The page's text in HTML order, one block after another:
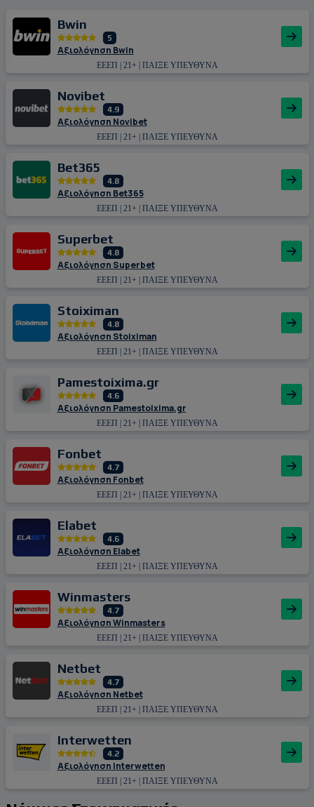
Bwin
5
Αξιολόγηση Bwin
ΕΕΕΠ | 21+ | ΠΑΙΞΕ ΥΠΕΥΘΥΝΑ
Novibet
4.9
Αξιολόγηση Novibet
ΕΕΕΠ | 21+ | ΠΑΙΞΕ ΥΠΕΥΘΥΝΑ
Bet365
4.8
Αξιολόγηση Bet365
ΕΕΕΠ | 21+ | ΠΑΙΞΕ ΥΠΕΥΘΥΝΑ
Superbet
4.8
Αξιολόγηση Superbet
ΕΕΕΠ | 21+ | ΠΑΙΞΕ ΥΠΕΥΘΥΝΑ
Stoiximan
4.8
Αξιολόγηση Stoiximan
ΕΕΕΠ | 21+ | ΠΑΙΞΕ ΥΠΕΥΘΥΝΑ
Pamestoixima.gr
4.6
Αξιολόγηση Pamestoixima.gr
ΕΕΕΠ | 21+ | ΠΑΙΞΕ ΥΠΕΥΘΥΝΑ
Fonbet
4.7
Αξιολόγηση Fonbet
ΕΕΕΠ | 21+ | ΠΑΙΞΕ ΥΠΕΥΘΥΝΑ
Εlabet
4.6
Αξιολόγηση Εlabet
ΕΕΕΠ | 21+ | ΠΑΙΞΕ ΥΠΕΥΘΥΝΑ
Winmasters
4.7
Αξιολόγηση Winmasters
ΕΕΕΠ | 21+ | ΠΑΙΞΕ ΥΠΕΥΘΥΝΑ
Netbet
4.7
Αξιολόγηση Netbet
ΕΕΕΠ | 21+ | ΠΑΙΞΕ ΥΠΕΥΘΥΝΑ
Interwetten
4.2
Αξιολόγηση Interwetten
ΕΕΕΠ | 21+ | ΠΑΙΞΕ ΥΠΕΥΘΥΝΑ